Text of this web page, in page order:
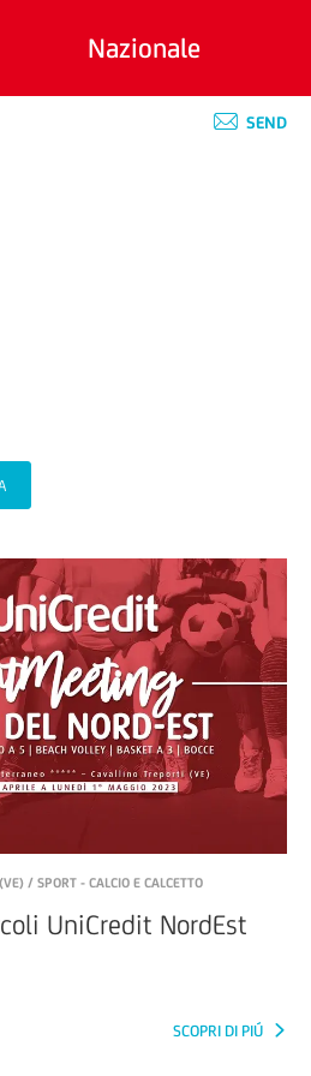
Nazionale
SEND
/ SPORT - CALCIO E CALCETTO
UniCredit NordEst
SCOPRI DI PIÚ